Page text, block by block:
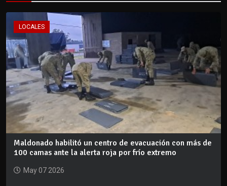
LOCALES
Maldonado habilitó un centro de evacuación con más de
100 camas ante la alerta roja por frío extremo
May 07 2026